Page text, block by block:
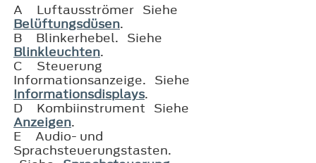
A
Luftausströmer Siehe
Belüftungsdüsen.
B
Blinkerhebel. Siehe
Blinkleuchten.
C
Steuerung
Informationsanzeige. Siehe
Informationsdisplays.
D
Kombiinstrument Siehe
Anzeigen.
E
Audio- und
Sprachsteuerungstasten.